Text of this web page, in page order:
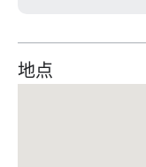
地点